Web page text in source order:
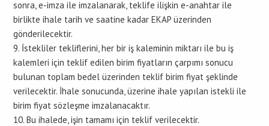
sonra, e-imza ile imzalanarak, teklife ilişkin e-anahtar ile
birlikte ihale tarih ve saatine kadar EKAP üzerinden
gönderilecektir.
9. İstekliler tekliflerini, her bir iş kaleminin miktarı ile bu iş
kalemleri için teklif edilen birim fiyatların çarpımı sonucu
bulunan toplam bedel üzerinden teklif birim fiyat şeklinde
verilecektir. İhale sonucunda, üzerine ihale yapılan istekli ile
birim fiyat sözleşme imzalanacaktır.
10. Bu ihalede, işin tamamı için teklif verilecektir.